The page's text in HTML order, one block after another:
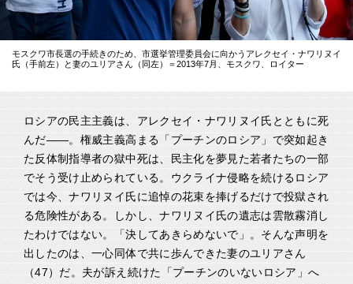
モスクワ市長選の手続きのため、市選挙管理委員会に向かうアレクセイ・ナワリヌイ
氏（手前左）と妻のユリアさん（同左）＝2013年7月、モスクワ、ロイター
ロシアの民主主義は、アレクセイ・ナワリヌイ氏とともに死
んだ――。権威主義高まる「プーチンのロシア」で突如起き
た反体制指導者の獄中死は、民主化を夢見た若者たちの一部
でそう受け止められている。ウクライナ侵略を続けるロシア
では今、ナワリヌイ氏に追悼の花束を捧げるだけで投獄され
る危険性がある。しかし、ナワリヌイ氏の遺志は雲散霧消し
たわけではない。「決してあきらめないで」。そんな声明を
出したのは、一心同体で共に歩んできた妻のユリアさん
（47）だ。夫が訴え続けた「プーチンのいないロシア」へ